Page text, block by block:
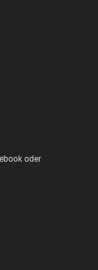
oder